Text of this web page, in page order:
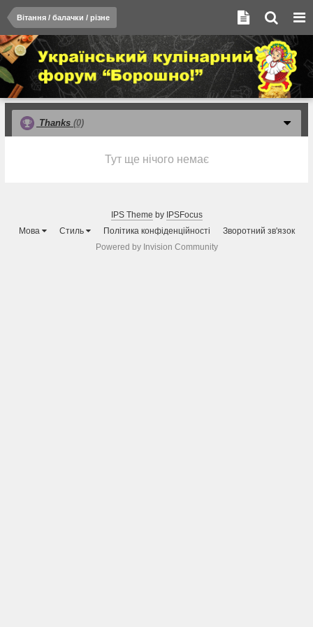
Вітання / балачки / різне
Thanks (0)
Тут ще нічого немає
IPS Theme by IPSFocus
Мова
Стиль Політика конфіденційності
Зворотний зв'язок
Powered by Invision Community